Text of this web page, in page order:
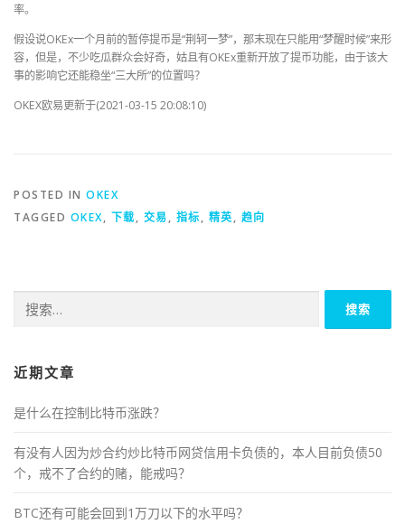
率。
假设说OKEx一个月前的暂停提币是“荆轲一梦”，那末现在只能用“梦醒时候”来形
容，但是，不少吃瓜群众会好奇，姑且有OKEx重新开放了提币功能，由于该大
事的影响它还能稳坐“三大所”的位置吗？
OKEX欧易更新于(2021-03-15 20:08:10)
POSTED IN OKEX
TAGGED OKEX, 下载, 交易, 指标, 精英, 趋向
索：
近期文章
是什么在控制比特币涨跌？
有没有人因为炒合约炒比特币网贷信用卡负债的，本人目前负债50
个，戒不了合约的赌，能戒吗？
BTC还有可能会回到1万刀以下的水平吗？